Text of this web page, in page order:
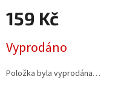
159 Kč
cena:
Vyprodáno
Položka byla vyprodána…